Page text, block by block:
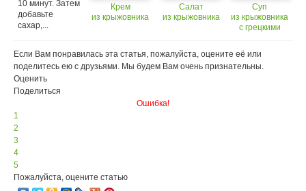
10 минут. Затем
добавьте
сахар,...
Крем
из крыжовника
Салат
из крыжовника
Суп
из крыжовника
с грецкими
Если Вам понравилась эта статья, пожалуйста, оцените её или
поделитесь ею с друзьями. Мы будем Вам очень признательны.
Оценить
Поделиться
Ошибка!
1
2
3
4
5
Пожалуйста, оцените статью